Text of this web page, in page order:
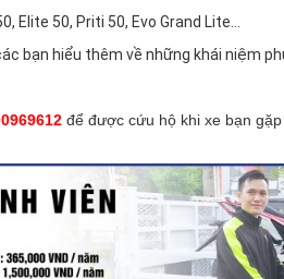
Elite 50, Priti 50, Evo Grand Lite...
bạn hiểu thêm về những khái niệm
để được cứu hộ khi xe bạn